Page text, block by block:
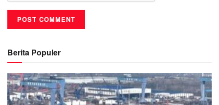
Berita Populer